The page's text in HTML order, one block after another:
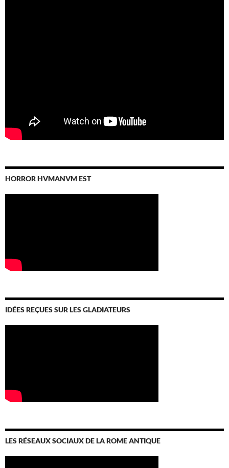
HORROR HVMANVM EST
IDÉES REÇUES SUR LES GLADIATEURS
LES RÉSEAUX SOCIAUX DE LA ROME ANTIQUE